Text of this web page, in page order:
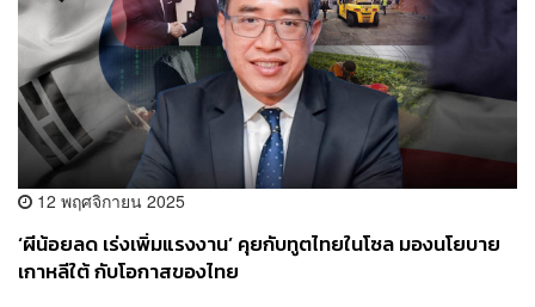
12 พฤศจิกายน 2025
‘ผีน้อยลด เร่งเพิ่มแรงงาน’ คุยกับทูตไทยในโซล มองนโยบาย
เกาหลีใต้ กับโอกาสของไทย